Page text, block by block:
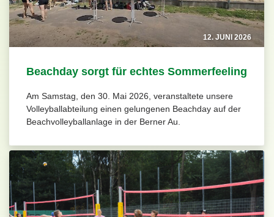
12. JUNI 2026
Beachday sorgt für echtes Sommerfeeling
Am Samstag, den 30. Mai 2026, veranstaltete unsere
Volleyballabteilung einen gelungenen Beachday auf der
Beachvolleyballanlage in der Berner Au.